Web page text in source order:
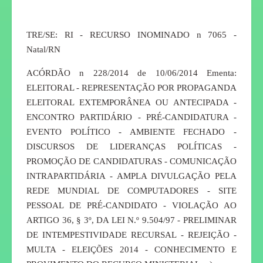
TRE/SE: RI - RECURSO INOMINADO n 7065 -
Natal/RN
ACÓRDÃO n 228/2014 de 10/06/2014 Ementa:
ELEITORAL - REPRESENTAÇÃO POR PROPAGANDA
ELEITORAL EXTEMPORÂNEA OU ANTECIPADA -
ENCONTRO PARTIDÁRIO - PRÉ-CANDIDATURA -
EVENTO POLÍTICO - AMBIENTE FECHADO -
DISCURSOS DE LIDERANÇAS POLÍTICAS -
PROMOÇÃO DE CANDIDATURAS - COMUNICAÇÃO
INTRAPARTIDÁRIA - AMPLA DIVULGAÇÃO PELA
REDE MUNDIAL DE COMPUTADORES - SITE
PESSOAL DE PRÉ-CANDIDATO - VIOLAÇÃO AO
ARTIGO 36, § 3º, DA LEI N.º 9.504/97 - PRELIMINAR
DE INTEMPESTIVIDADE RECURSAL - REJEIÇÃO -
MULTA - ELEIÇÕES 2014 - CONHECIMENTO E